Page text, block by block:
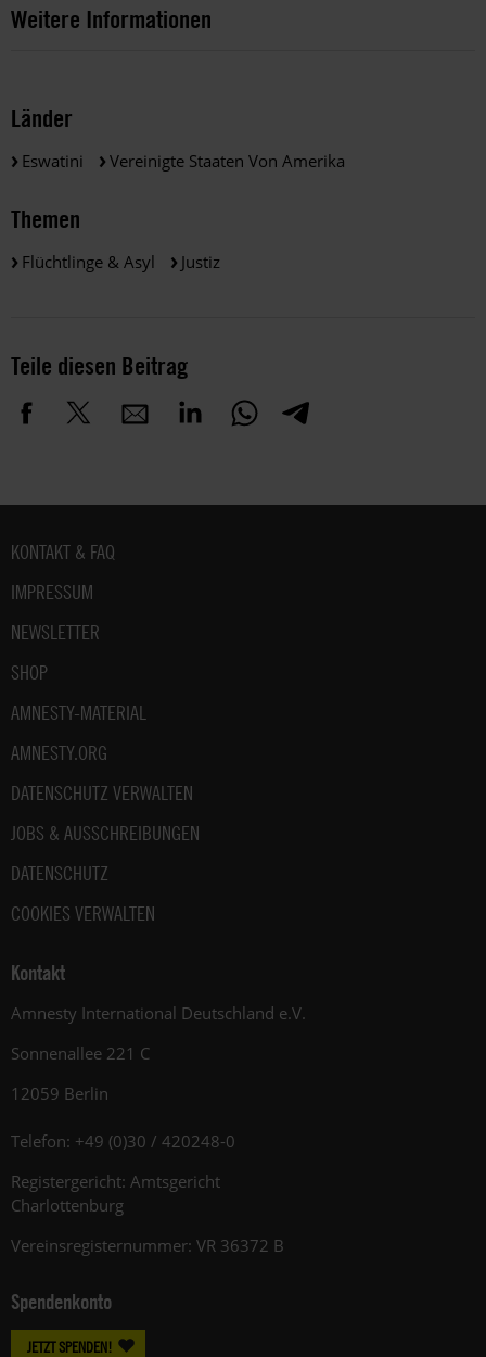
Weitere Informationen
Länder
Eswatini Vereinigte Staaten Von Amerika
Themen
Flüchtlinge & Asyl Justiz
Teile diesen Beitrag
Fußbereich
KONTAKT & FAQ
IMPRESSUM
NEWSLETTER
SHOP
AMNESTY-MATERIAL
AMNESTY.ORG
DATENSCHUTZ VERWALTEN
JOBS & AUSSCHREIBUNGEN
DATENSCHUTZ
COOKIES VERWALTEN
Kontakt
Amnesty International Deutschland e.V.
Sonnenallee 221 C
12059 Berlin
Telefon: +49 (0)30 / 420248-0
Registergericht: Amtsgericht
Charlottenburg
Vereinsregisternummer: VR 36372 B
Spendenkonto
JETZT SPENDEN!